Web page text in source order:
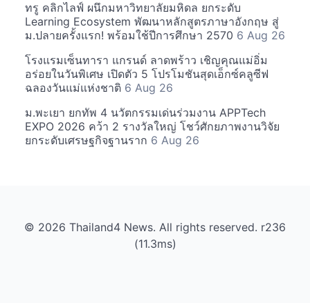
ทรู คลิกไลฟ์ ผนึกมหาวิทยาลัยมหิดล ยกระดับ
Learning Ecosystem พัฒนาหลักสูตรภาษาอังกฤษ สู่
ม.ปลายครั้งแรก! พร้อมใช้ปีการศึกษา 2570 6 Aug 26
โรงแรมเซ็นทารา แกรนด์ ลาดพร้าว เชิญคุณแม่อิ่ม
อร่อยในวันพิเศษ เปิดตัว 5 โปรโมชันสุดเอ็กซ์คลูซีฟ
ฉลองวันแม่แห่งชาติ 6 Aug 26
ม.พะเยา ยกทัพ 4 นวัตกรรมเด่นร่วมงาน APPTech
EXPO 2026 คว้า 2 รางวัลใหญ่ โชว์ศักยภาพงานวิจัย
ยกระดับเศรษฐกิจฐานราก 6 Aug 26
© 2026 Thailand4 News. All rights reserved. r236
(11.3ms)